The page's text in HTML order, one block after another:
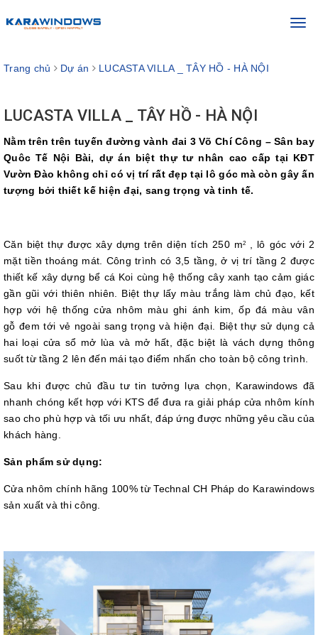
Trang chủ Dự án LUCASTA VILLA _ TÂY HỒ - HÀ NỘI
LUCASTA VILLA _ TÂY HỒ - HÀ NỘI
Nằm trên trên tuyến đường vành đai 3 Võ Chí Công – Sân bay
Quôc Tế Nội Bài, dự án biệt thự tư nhân cao cấp tại KĐT
Vườn Đào không chỉ có vị trí rất đẹp tại lô góc mà còn gây ấn
tượng bởi thiết kế hiện đại, sang trọng và tinh tế.
Căn biệt thự được xây dựng trên diện tích 250 m2
, lô góc với 2
mặt tiền thoáng mát. Công trình có 3,5 tầng, ở vị trí tầng 2 được
thiết kế xây dựng bể cá Koi cùng hệ thống cây xanh tạo cảm giác
gần gũi với thiên nhiên. Biệt thự lấy màu trắng làm chủ đạo, kết
hợp với hệ thống cửa nhôm màu ghi ánh kim, ốp đá màu vân
gỗ đem tới vẻ ngoài sang trọng và hiện đại. Biệt thự sử dụng cả
hai loại cửa sổ mở lùa và mở hất, đặc biệt là vách dựng thông
suốt từ tầng 2 lên đến mái tạo điểm nhấn cho toàn bộ công trình.
Sau khi được chủ đầu tư tin tưởng lựa chọn, Karawindows đã
nhanh chóng kết hợp với KTS để đưa ra giải pháp cửa nhôm kính
sao cho phù hợp và tối ưu nhất, đáp ứng được những yêu cầu của
khách hàng.
Sản phẩm sử dụng:
Cửa nhôm chính hãng 100% từ Technal CH Pháp do Karawindows
sản xuất và thi công.